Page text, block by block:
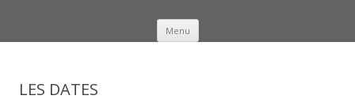
Menu
Aller au contenu principal
LES DATES